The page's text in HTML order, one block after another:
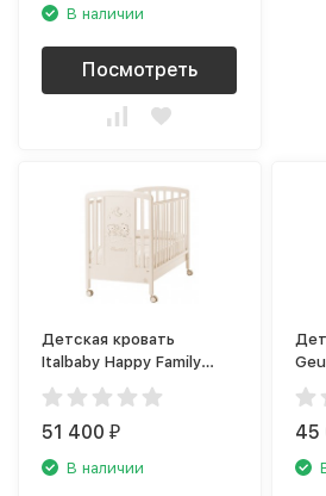
В наличии
Посмотреть
Детская кровать
Italbaby Happy Family
Strass, кремовый
51 400₽
В наличии
45